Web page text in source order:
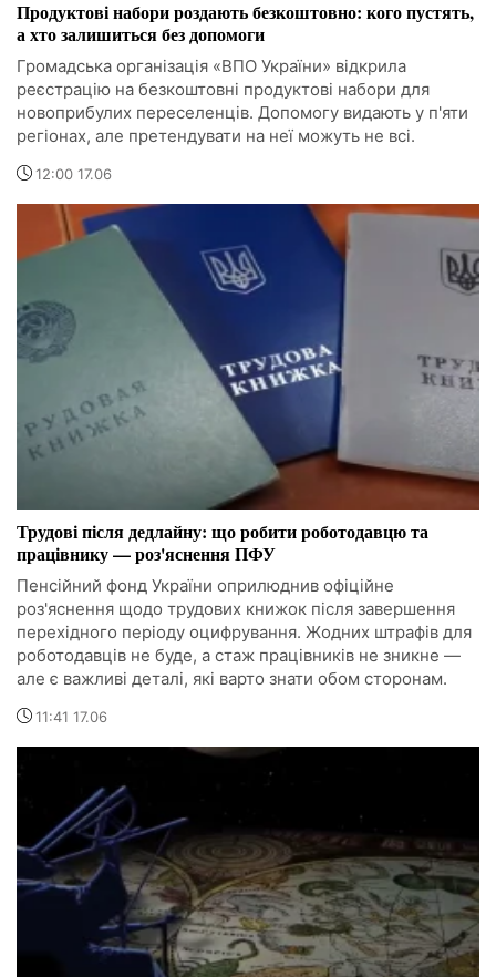
Продуктові набори роздають безкоштовно: кого пустять,
а хто залишиться без допомоги
Громадська організація «ВПО України» відкрила
реєстрацію на безкоштовні продуктові набори для
новоприбулих переселенців. Допомогу видають у п'яти
регіонах, але претендувати на неї можуть не всі.
12:00 17.06
Трудові після дедлайну: що робити роботодавцю та
працівнику — роз'яснення ПФУ
Пенсійний фонд України оприлюднив офіційне
роз'яснення щодо трудових книжок після завершення
перехідного періоду оцифрування. Жодних штрафів для
роботодавців не буде, а стаж працівників не зникне —
але є важливі деталі, які варто знати обом сторонам.
11:41 17.06